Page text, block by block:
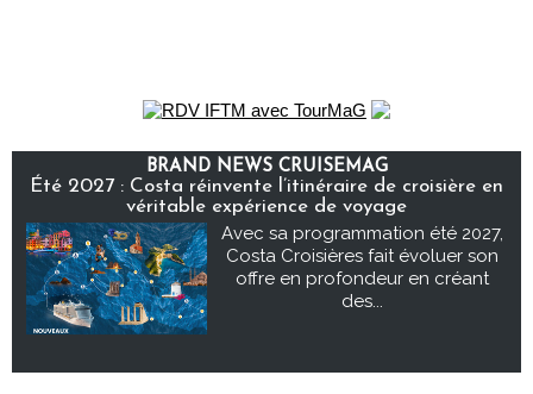
BRAND NEWS CRUISEMAG
Été 2027 : Costa réinvente l’itinéraire de croisière en
véritable expérience de voyage
Avec sa programmation été 2027,
Costa Croisières fait évoluer son
offre en profondeur en créant
des...